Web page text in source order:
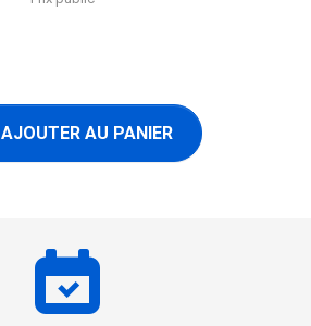
AJOUTER AU PANIER